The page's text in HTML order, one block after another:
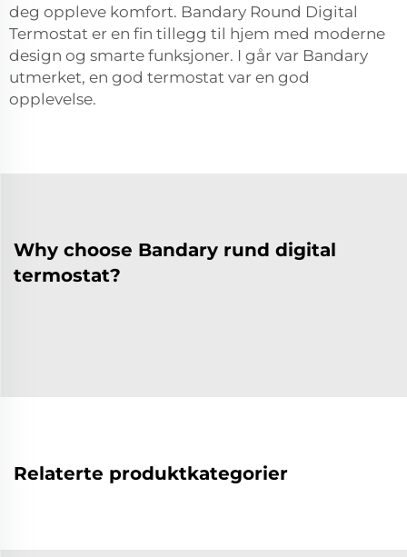
deg oppleve komfort. Bandary Round Digital
Termostat er en fin tillegg til hjem med moderne
design og smarte funksjoner. I går var Bandary
utmerket, en god termostat var en god
opplevelse.
Why choose Bandary rund digital
termostat?
Relaterte produktkategorier